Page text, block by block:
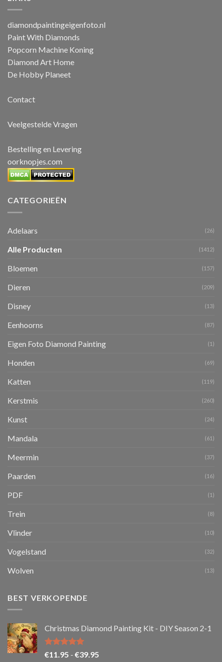
diamondpaintingeigenfoto.nl
Paint With Diamonds
Popcorn Machine Koning
Diamond Art Home
De Hobby Planeet
Contact
Veelgestelde Vragen
Bestelling en Levering
oorknopjes.com
CATEGORIEËN
Adelaars (26)
Alle Producten (1412)
Bloemen (157)
Dieren (209)
Disney (13)
Eenhoorns (87)
Eigen Foto Diamond Painting (1)
Honden (69)
Katten (119)
Kerstmis (260)
Kunst (24)
Mandala (61)
Meermin (37)
Paarden (16)
PDF (1)
Trein (8)
Vlinder (10)
Vogelstand (32)
Wolven (13)
BEST VERKOPENDE
Christmas Diamond Painting Kit - DIY Season 2-1
Gewaardeerd
€11.95 - €39.95